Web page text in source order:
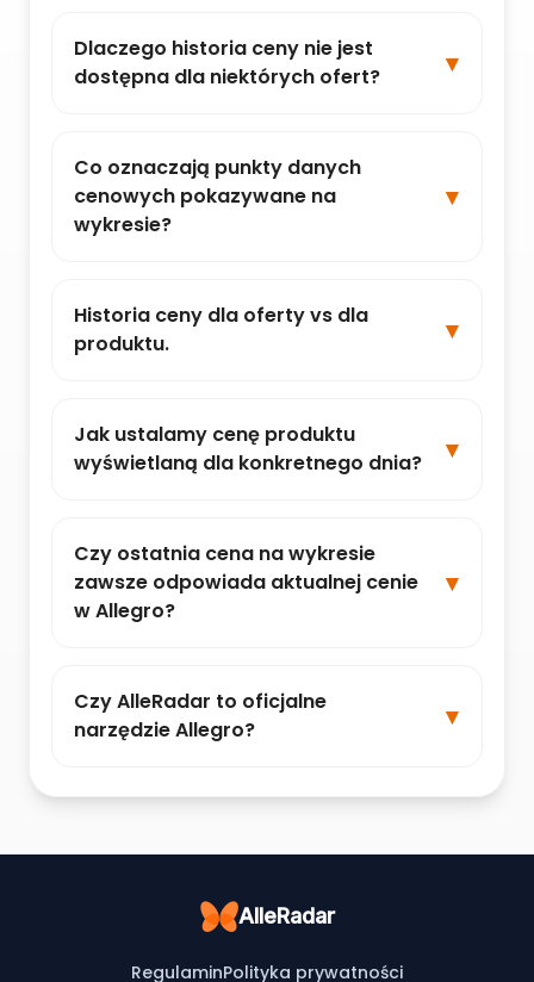
Dlaczego historia ceny nie jest
dostępna dla niektórych ofert?
Co oznaczają punkty danych
cenowych pokazywane na
wykresie?
Historia ceny dla oferty vs dla
produktu.
Jak ustalamy cenę produktu
wyświetlaną dla konkretnego dnia?
Czy ostatnia cena na wykresie
zawsze odpowiada aktualnej cenie
w Allegro?
Czy AlleRadar to oficjalne
narzędzie Allegro?
AlleRadar
RegulaminPolityka prywatności